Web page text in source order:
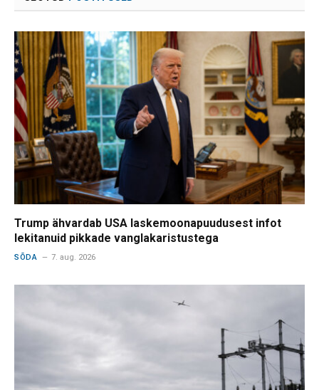
Trump ähvardab USA laskemoonapuudusest infot
lekitanuid pikkade vanglakaristustega
SÕDA 7. aug. 2026